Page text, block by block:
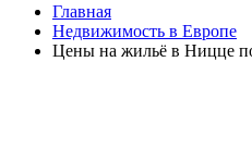
Главная
Недвижимость в Европе
Цены на жильё в Ницце